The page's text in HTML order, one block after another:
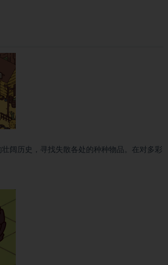
阔历史，寻找失散各处的种种物品。在对多彩